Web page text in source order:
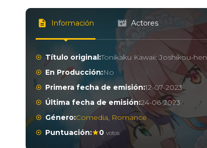
Información Actores
Título original:Tonikaku Kawaii: Joshikou-hen
En Producción:No
Primera fecha de emisión:12-07-2023
Última fecha de emisión:24-06-2023
Género:Comedia, Romance
Puntuación:
0 votos